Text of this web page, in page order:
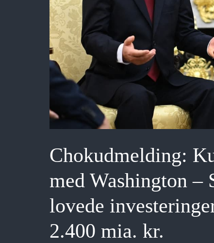
Chokudmelding:
med Washington –
lovede
2.400 mia. kr.